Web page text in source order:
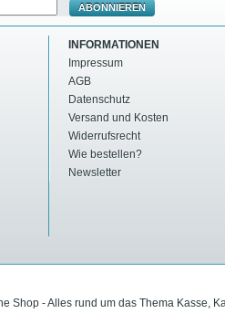
ABONNIEREN
INFORMATIONEN
Impressum
AGB
Datenschutz
Versand und Kosten
Widerrufsrecht
Wie bestellen?
Newsletter
Shop - Alles rund um das Thema Kasse,